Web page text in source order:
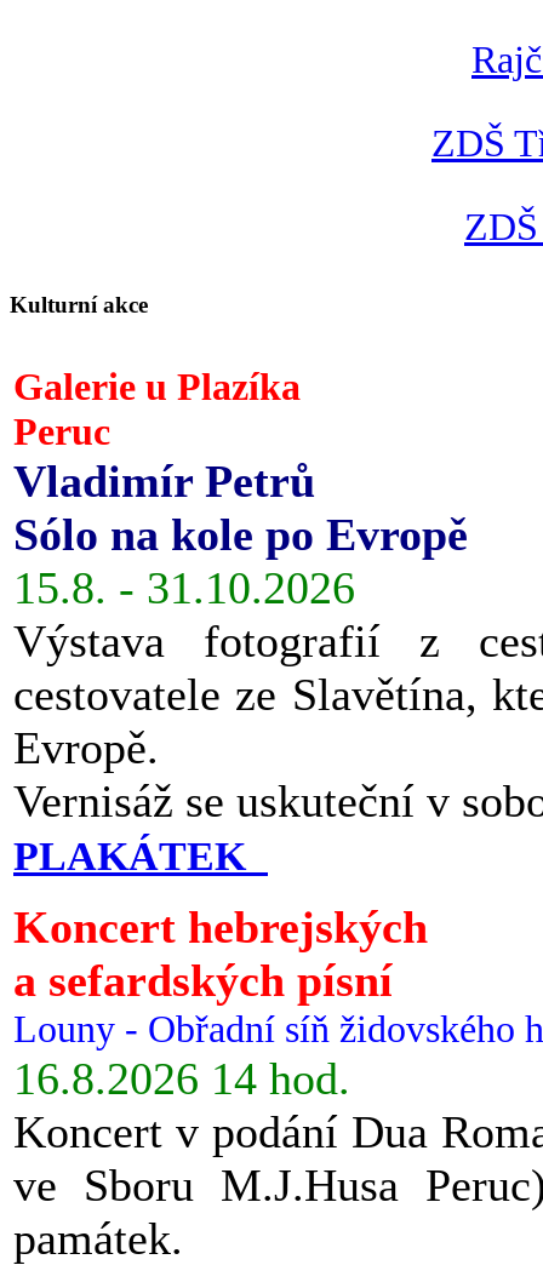
ZDŠ
Kulturní akce
Galerie u Plazíka
Peruc
Vladimír Petrů
Sólo na kole po Evropě
15.8. - 31.10.2026
Výstava fotografií z
cestovatele ze Slavětína,
Evropě.
Vernisáž se uskuteční v
PLAKÁTEK
Koncert hebrejských
a sefardských písní
Louny - Obřadní síň židovského
16.8.2026 14 hod.
Koncert v podání Dua
ve Sboru M.J.Husa
památek.